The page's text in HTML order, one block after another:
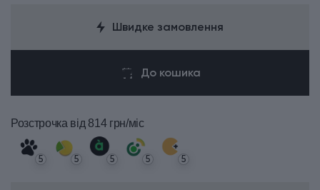
Швидке замовлення
До кошика
Розстрочка від 814 грн/міс
5 5 5 5 5